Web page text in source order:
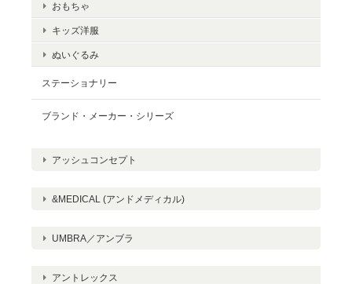
おもちゃ
キッズ洋服
ぬいぐるみ
ステーショナリー
ブランド・メーカー・シリーズ
アッシュコンセプト
&MEDICAL (アンドメディカル)
UMBRA／アンブラ
アントレックス